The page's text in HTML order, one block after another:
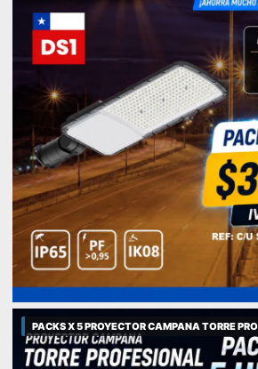
PACKS X 5 PROYECTOR CAMPANA TORRE